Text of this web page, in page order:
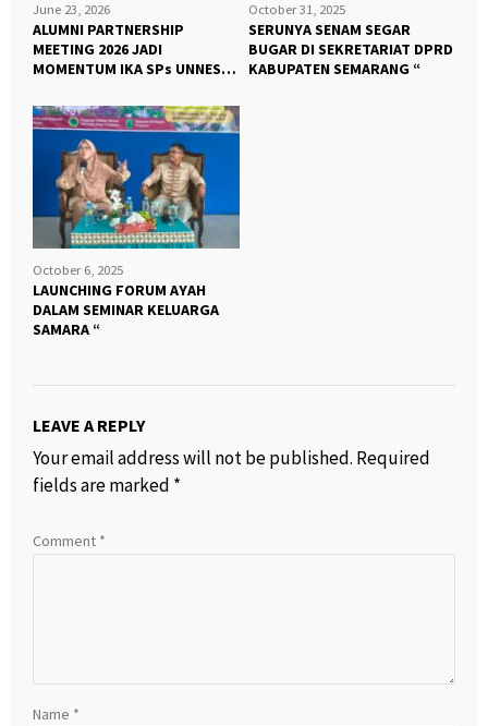
June 23, 2026
ALUMNI PARTNERSHIP
MEETING 2026 JADI
MOMENTUM IKA SPs UNNES
SALURKAN BEASISWA”
October 31, 2025
SERUNYA SENAM SEGAR
BUGAR DI SEKRETARIAT DPRD
KABUPATEN SEMARANG “
October 6, 2025
LAUNCHING FORUM AYAH
DALAM SEMINAR KELUARGA
SAMARA “
LEAVE A REPLY
Your email address will not be published. Required
fields are marked *
Comment *
Name *